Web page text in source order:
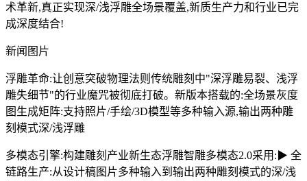
术革新,真正实现深/浅浮雕全场景覆盖,新质生产力和行业已完
成深度结合!
新闻图片
浮雕革命:让创意突破物理法则传统雕刻中"深浮雕易裂、浅浮
雕失细节"的行业魔咒被彻底打破。新版本搭载的:全场景灰度
图生成矩阵:支持照片/手绘/3D模型等多种输入源,输出两种雕
刻模式深/浅浮雕
多模态引擎:构建雕刻产业新生态浮雕智雕多模态2.0采用:▶ 全
链路生产:从设计稿图片多种输入到输出两种雕刻模式的深/浅